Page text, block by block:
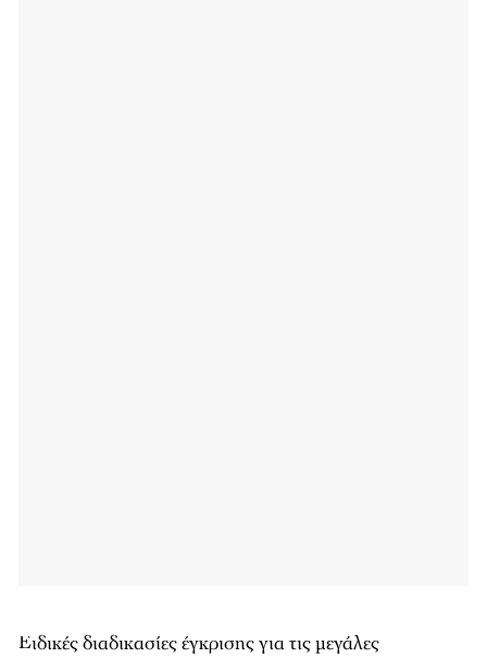
Ειδικές διαδικασίες έγκρισης για τις μεγάλες